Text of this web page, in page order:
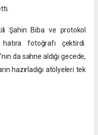
Şahin Biba ve protokol
fotoğrafı çektirdi.
da sahne aldığı gecede,
hazırladığı atölyeleri tek